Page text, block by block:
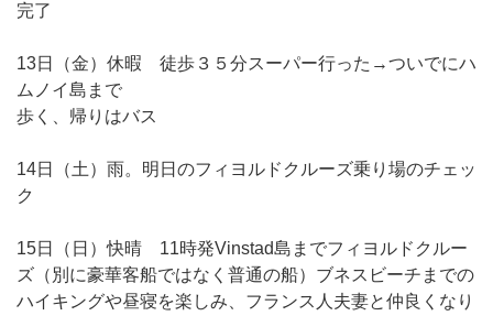
完了
13日（金）休暇 徒歩３５分スーパー行った→ついでにハ
ムノイ島まで
歩く、帰りはバス
14日（土）雨。明日のフィヨルドクルーズ乗り場のチェッ
ク
15日（日）快晴 11時発Vinstad島までフィヨルドクルー
ズ（別に豪華客船ではなく普通の船）ブネスビーチまでの
ハイキングや昼寝を楽しみ、フランス人夫妻と仲良くなり